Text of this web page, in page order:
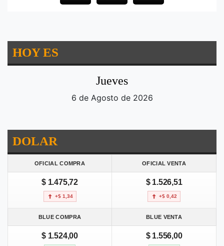
HOY ES
Jueves
6 de Agosto de 2026
DOLAR
OFICIAL COMPRA OFICIAL VENTA
$ 1.475,72
+$ 1,34
$ 1.526,51
+$ 0,42
BLUE COMPRA BLUE VENTA
$ 1.524,00 $ 1.556,00